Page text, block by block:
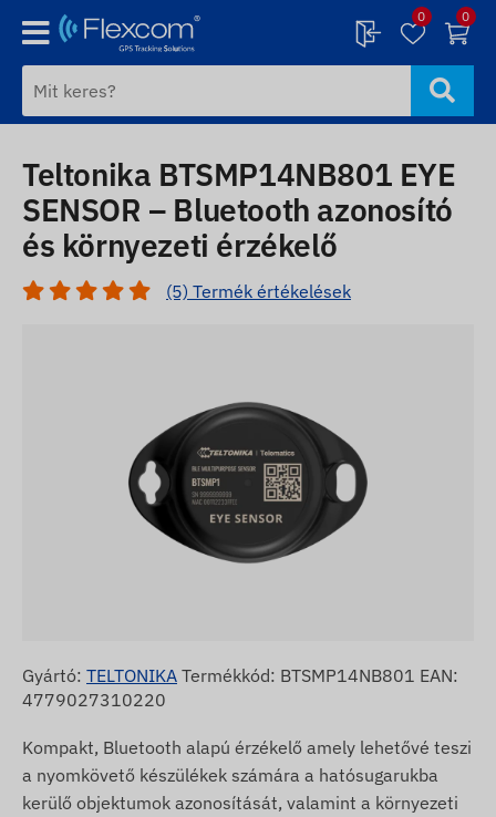
0 0
Teltonika BTSMP14NB801 EYE
SENSOR – Bluetooth azonosító
és környezeti érzékelő
(5) Termék értékelések
Gyártó: TELTONIKA Termékkód: BTSMP14NB801 EAN:
4779027310220
Kompakt, Bluetooth alapú érzékelő amely lehetővé teszi
a nyomkövető készülékek számára a hatósugarukba
kerülő objektumok azonosítását, valamint a környezeti